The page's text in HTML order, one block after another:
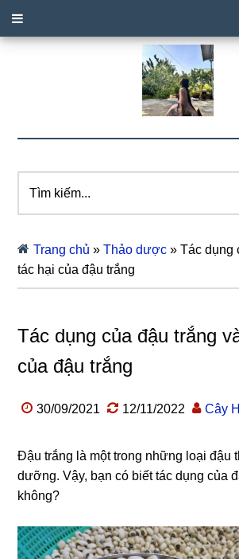
kiếm...
Trang chủ »Thảo dược »Tác dụng
tác hại của đậu trắng
Tác dụng của đậu trắng
của đậu trắng
30/09/2021 12/11/2022 Cây
Đậu trắng là một trong những loại đậu
dưỡng. Vậy, bạn có biết tác dụng của
không?